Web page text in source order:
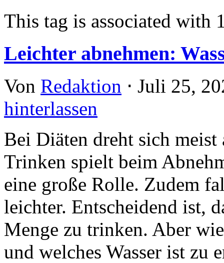
This tag is associated with
Leichter abnehmen:
Von Redaktion ⋅ Juli 25,
hinterlassen
Bei Diäten dreht sich meist
Trinken spielt beim
eine große Rolle. Zudem
leichter. Entscheidend ist,
Menge zu trinken. Aber
und welches Wasser ist zu